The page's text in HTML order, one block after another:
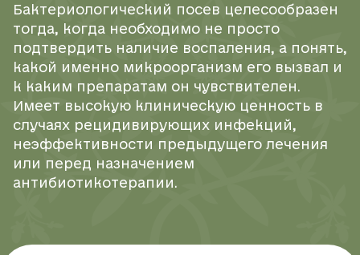
Бактериологический посев целесообразен
тогда, когда необходимо не просто
подтвердить наличие воспаления, а понять,
какой именно микроорганизм его вызвал и
к каким препаратам он чувствителен.
Имеет высокую клиническую ценность в
случаях рецидивирующих инфекций,
неэффективности предыдущего лечения
или перед назначением
антибиотикотерапии.